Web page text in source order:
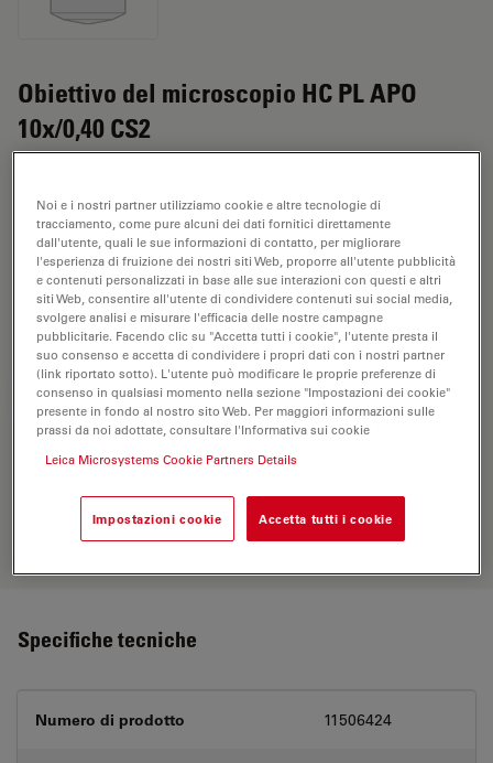
Obiettivo del microscopio HC PL APO
10x/0,40 CS2
L'obiettivo HC PL APO 10x/0,40 CS2 ha un
ingrandimento di 10X e un'apertura numerica di 0,4
mm. Adatto per l'analisi dei campioni a secco, è
provvisto di filettatura M25, con una distanza di lavoro
libera di 2,56 mm e un FN pari a 25.
RICHIESTA DI PREVENTIVO
nostro Objective Finder, confronta le
alternative e trova l’opzione più
adatta alle tue esigenze.
Specifiche tecniche
Numero di prodotto 11506424
Noi e i nostri partner utilizziamo cookie e altre tecnologie di
tracciamento, come pure alcuni dei dati fornitici direttamente
dall'utente, quali le sue informazioni di contatto, per migliorare
l'esperienza di fruizione dei nostri siti Web, proporre all'utente pubblicità
e contenuti personalizzati in base alle sue interazioni con questi e altri
siti Web, consentire all'utente di condividere contenuti sui social media,
svolgere analisi e misurare l'efficacia delle nostre campagne
pubblicitarie. Facendo clic su "Accetta tutti i cookie", l'utente presta il
suo consenso e accetta di condividere i propri dati con i nostri partner
(link riportato sotto). L'utente può modificare le proprie preferenze di
consenso in qualsiasi momento nella sezione "Impostazioni dei cookie"
presente in fondo al nostro sito Web. Per maggiori informazioni sulle
prassi da noi adottate, consultare l'Informativa sui cookie
Leica Microsystems Cookie Partners Details
Impostazioni cookie Accetta tutti i cookie